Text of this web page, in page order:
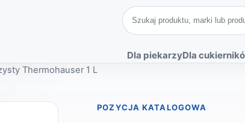
Szukaj produktów
Dla piekarzyDla
Thermohauser 1 L
POZYCJA KATALOGOWA